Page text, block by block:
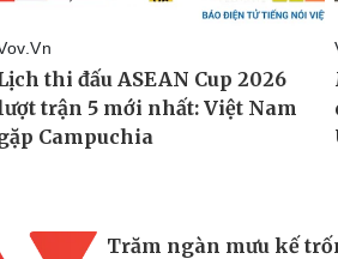
Trăm ngàn mưu kế